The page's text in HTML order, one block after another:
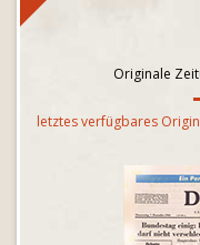
Originale
letztes verfügbares